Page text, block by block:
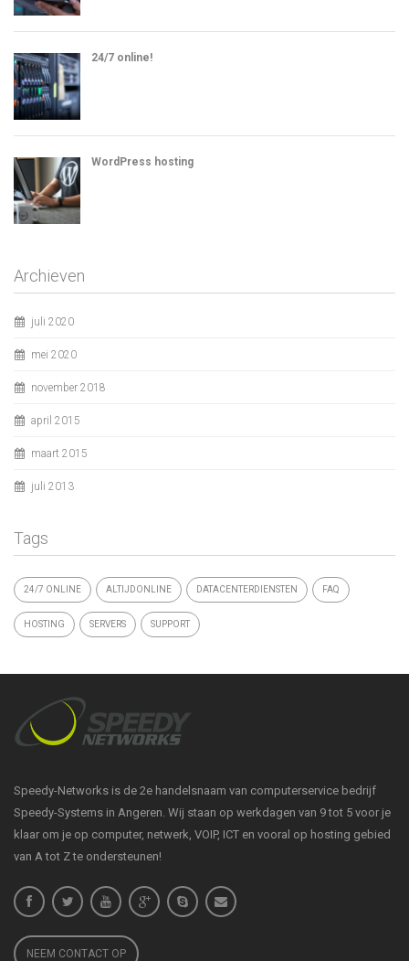
24/7 online!
WordPress hosting
Archieven
juli 2020
mei 2020
november 2018
april 2015
maart 2015
juli 2013
Tags
24/7 ONLINE ALTIJDONLINE DATACENTERDIENSTEN FAQ
HOSTING SERVERS SUPPORT
Speedy-Networks is de 2e handelsnaam van computerservice bedrijf
Speedy-Systems in Angeren. Wij staan op werkdagen van 9 tot 5 voor je
klaar om je op computer, netwerk, VOIP, ICT en vooral op hosting gebied
van A tot Z te ondersteunen!
NEEM CONTACT OP